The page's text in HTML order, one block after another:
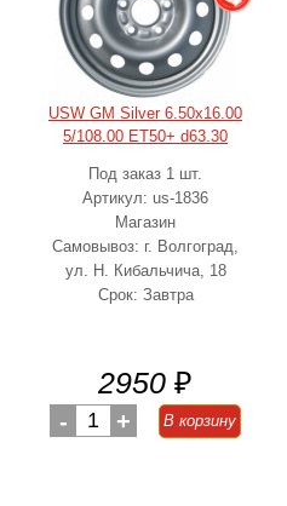
USW GM Silver 6.50x16.00
5/108.00 ET50+ d63.30
Под заказ 1 шт.
Артикул: us-1836
Магазин
Самовывоз: г. Волгоград,
ул. Н. Кибальчича, 18
Срок: Завтра
2950 ₽
- 1 + В корзину